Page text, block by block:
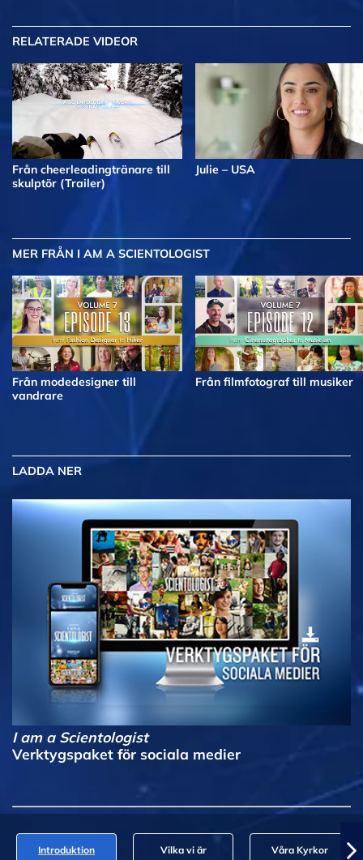
RELATERADE VIDEOR
Från cheerleadingtränare till
skulptör (Trailer)
Julie – USA
MER FRÅN I AM A SCIENTOLOGIST
Från modedesigner till
vandrare
Från filmfotograf till musiker
LADDA NER
I am a Scientologist
Verktygspaket för sociala medier
Introduktion Vilka vi är Våra Kyrkor